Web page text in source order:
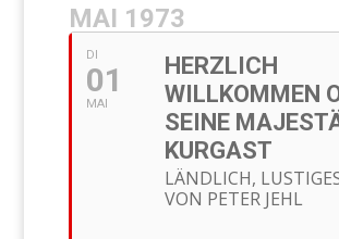
MAI 1973
DI
01
MAI
HERZLICH
WILLKOMMEN
SEINE
KURGAST
LÄNDLICH,
VON PETER JEHL